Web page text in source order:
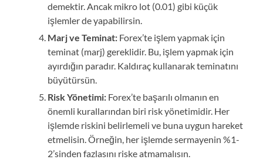
demektir. Ancak mikro lot (0.01) gibi küçük
işlemler de yapabilirsin.
Marj ve Teminat: Forex’te işlem yapmak için
teminat (marj) gereklidir. Bu, işlem yapmak için
ayırdığın paradır. Kaldıraç kullanarak teminatını
büyütürsün.
Risk Yönetimi: Forex’te başarılı olmanın en
önemli kurallarından biri risk yönetimidir. Her
işlemde riskini belirlemeli ve buna uygun hareket
etmelisin. Örneğin, her işlemde sermayenin %1-
2’sinden fazlasını riske atmamalısın.